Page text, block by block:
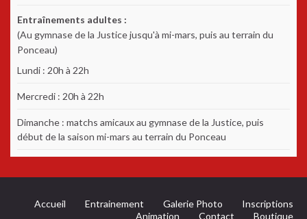
Entraînements adultes :
(Au gymnase de la Justice jusqu'à mi-mars, puis au terrain du
Ponceau)
Lundi : 20h à 22h
Mercredi : 20h à 22h
Dimanche : matchs amicaux au gymnase de la Justice, puis
début de la saison mi-mars au terrain du Ponceau
Accueil Entrainement Galerie Photo
Inscriptions
Animation
Contact Boutique